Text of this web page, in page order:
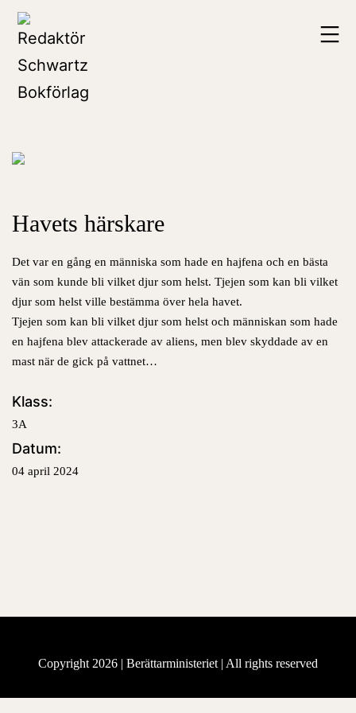
Hoppa
innehåll
Redaktör
Schwartz
Bokförlag
Havets härskare
Det var en gång en människa som hade en hajfena och en bästa
vän som kunde bli vilket djur som helst. Tjejen som kan bli vilket
djur som helst ville bestämma över hela havet.
Tjejen som kan bli vilket djur som helst och människan som hade
en hajfena blev attackerade av aliens, men blev skyddade av en
mast när de gick på vattnet…
Klass:
3A
Datum:
04 april 2024
Copyright 2026 | Berättarministeriet | All rights reserved